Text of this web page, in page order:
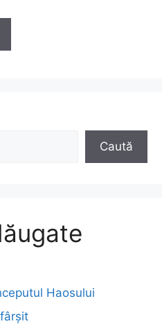
Caută
Haosului